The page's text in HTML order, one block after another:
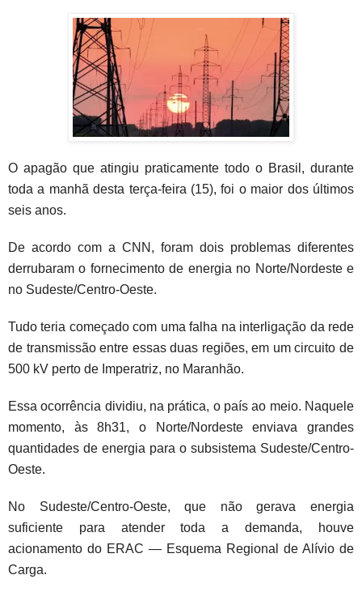
O apagão que atingiu praticamente todo o Brasil, durante
toda a manhã desta terça-feira (15), foi o maior dos últimos
seis anos.
De acordo com a CNN, foram dois problemas diferentes
derrubaram o fornecimento de energia no Norte/Nordeste e
no Sudeste/Centro-Oeste.
Tudo teria começado com uma falha na interligação da rede
de transmissão entre essas duas regiões, em um circuito de
500 kV perto de Imperatriz, no Maranhão.
Essa ocorrência dividiu, na prática, o país ao meio. Naquele
momento, às 8h31, o Norte/Nordeste enviava grandes
quantidades de energia para o subsistema Sudeste/Centro-
Oeste.
No Sudeste/Centro-Oeste, que não gerava energia
suficiente para atender toda a demanda, houve
acionamento do ERAC — Esquema Regional de Alívio de
Carga.